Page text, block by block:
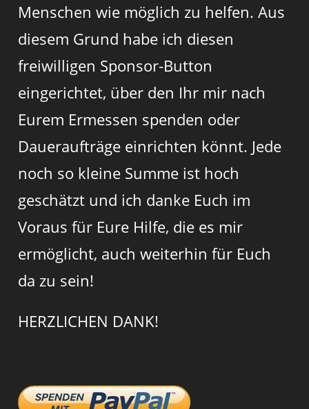
Menschen wie möglich zu helfen. Aus
diesem Grund habe ich diesen
freiwilligen Sponsor-Button
eingerichtet, über den Ihr mir nach
Eurem Ermessen spenden oder
Daueraufträge einrichten könnt. Jede
noch so kleine Summe ist hoch
geschätzt und ich danke Euch im
Voraus für Eure Hilfe, die es mir
ermöglicht, auch weiterhin für Euch
da zu sein!
HERZLICHEN DANK!